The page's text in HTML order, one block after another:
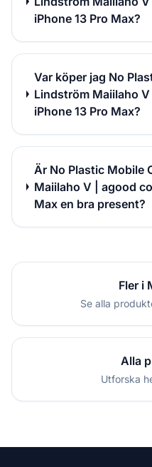
iPhone 13 Pro Max?
Var köper jag No
Lindström Maiilaho
iPhone 13 Pro Max?
Är No Plastic Mobile
Maiilaho V | agood
Max en bra present?
Fler i
Se alla
Alla
Utforska